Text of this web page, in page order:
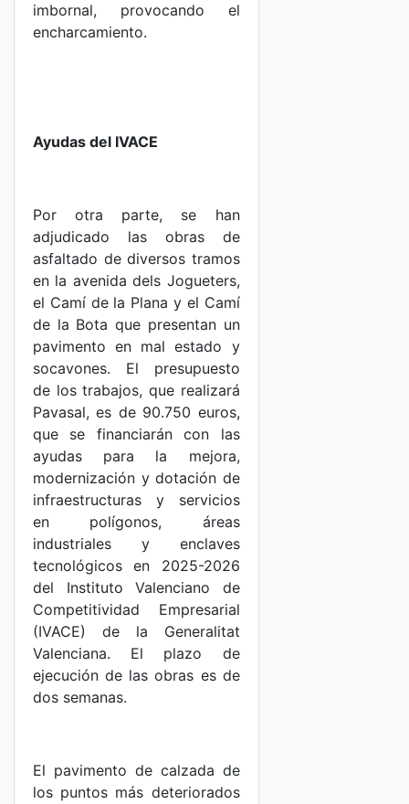
imbornal, provocando el
encharcamiento.
Ayudas del IVACE
Por otra parte, se han
adjudicado las obras de
asfaltado de diversos tramos
en la avenida dels Jogueters,
el Camí de la Plana y el Camí
de la Bota que presentan un
pavimento en mal estado y
socavones. El presupuesto
de los trabajos, que realizará
Pavasal, es de 90.750 euros,
que se financiarán con las
ayudas para la mejora,
modernización y dotación de
infraestructuras y servicios
en polígonos, áreas
industriales y enclaves
tecnológicos en 2025-2026
del Instituto Valenciano de
Competitividad Empresarial
(IVACE) de la Generalitat
Valenciana. El plazo de
ejecución de las obras es de
dos semanas.
El pavimento de calzada de
los puntos más deteriorados